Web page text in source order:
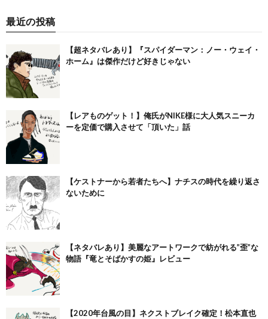
最近の投稿
【超ネタバレあり】『スパイダーマン：ノー・ウェイ・
ホーム』は傑作だけど好きじゃない
【レアものゲット！】俺氏がNIKE様に大人気スニーカ
ーを定価で購入させて「頂いた」話
【ケストナーから若者たちへ】ナチスの時代を繰り返さ
ないために
【ネタバレあり】美麗なアートワークで紡がれる”歪”な
物語『竜とそばかすの姫』レビュー
【2020年台風の目】ネクストブレイク確定！松本直也